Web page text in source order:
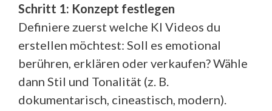
Schritt 1: Konzept festlegen
Definiere zuerst welche KI Videos du
erstellen möchtest: Soll es emotional
berühren, erklären oder verkaufen? Wähle
dann Stil und Tonalität (z. B.
dokumentarisch, cineastisch, modern).